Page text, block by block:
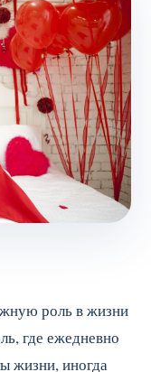
роль в жизни
где ежедневно
жизни, иногда